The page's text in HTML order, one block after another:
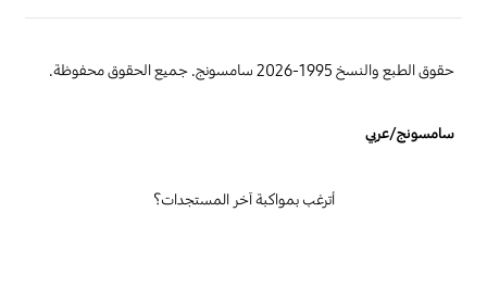
حقوق الطبع والنسخ 1995-2026 سامسونج. جميع الحقوق محفوظة.
سامسونج/عربي
أترغب بمواكبة آخر المستجدات؟